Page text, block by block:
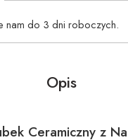
nam do 3 dni roboczych.
Opis
Ceramiczny z